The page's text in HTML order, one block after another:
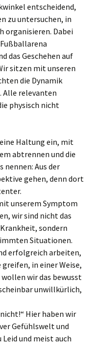
entscheidend,
zu untersuchen, in
organisieren. Dabei
das Geschehen auf
sitzen mit unseren
die Dynamik
Alle relevanten
physisch nicht
Haltung ein, mit
abtrennen und die
nennen: Aus der
gehen, denn dort
unserem Symptom
wir sind nicht das
sondern
Situationen.
erfolgreich arbeiten,
in einer Weise,
wir das bewusst
unwillkürlich,
Hier haben wir
Gefühlswelt und
und meist auch